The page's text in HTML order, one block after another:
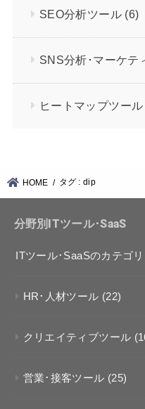
SEO分析ツール (6)
SNS分析･マーケテ
ヒートマップツール
HOME タグ : dip
分野別ITツール･SaaS
ITツール･SaaSのカテゴ
HR･人材ツール (22)
クリエイティブツール
営業･接客ツール (25)